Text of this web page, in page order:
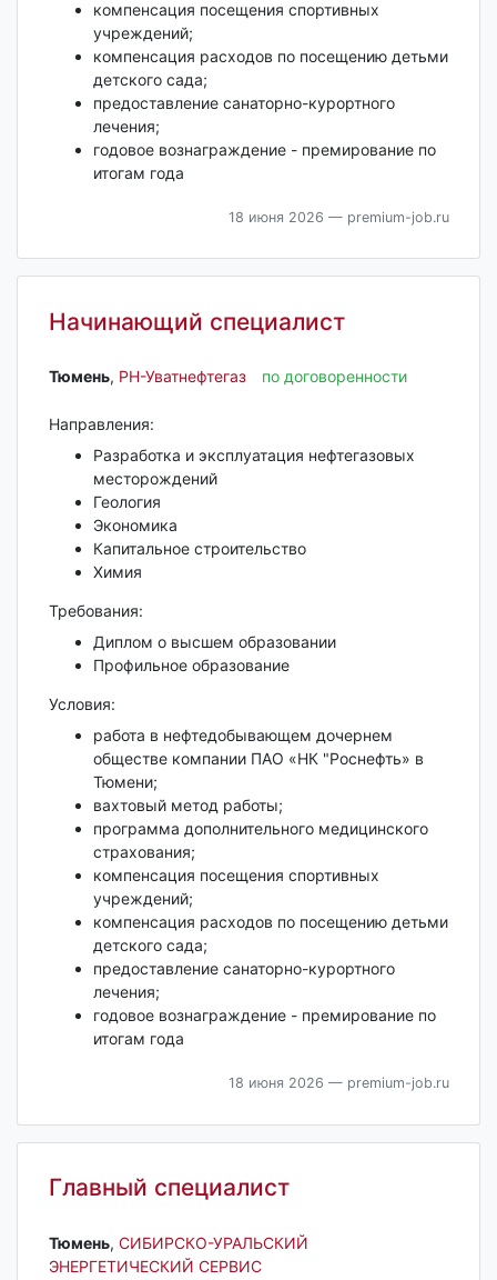
компенсация посещения спортивных
учреждений;
компенсация расходов по посещению детьми
детского сада;
предоставление санаторно-курортного
лечения;
годовое вознаграждение - премирование по
итогам года
18 июня 2026 — premium-job.ru
Начинающий специалист
Тюмень‎, РН-Уватнефтегаз по договоренности
Направления:
Разработка и эксплуатация нефтегазовых
месторождений
Геология
Экономика
Капитальное строительство
Химия
Требования:
Диплом о высшем образовании
Профильное образование
Условия:
работа в нефтедобывающем дочернем
обществе компании ПАО «НК "Роснефть» в
Тюмени;
вахтовый метод работы;
программа дополнительного медицинского
страхования;
компенсация посещения спортивных
учреждений;
компенсация расходов по посещению детьми
детского сада;
предоставление санаторно-курортного
лечения;
годовое вознаграждение - премирование по
итогам года
18 июня 2026 — premium-job.ru
Главный специалист
Тюмень‎, СИБИРСКО-УРАЛЬСКИЙ
ЭНЕРГЕТИЧЕСКИЙ СЕРВИС